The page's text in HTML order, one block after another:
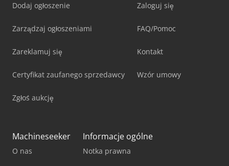
Dodaj ogłoszenie
Zarządzaj ogłoszeniami
Zareklamuj się
Certyfikat zaufanego sprzedawcy
Zgłoś aukcję
Zaloguj się
FAQ/Pomoc
Kontakt
Wzór umowy
Machineseeker
O nas
Informacje ogólne
Notka prawna